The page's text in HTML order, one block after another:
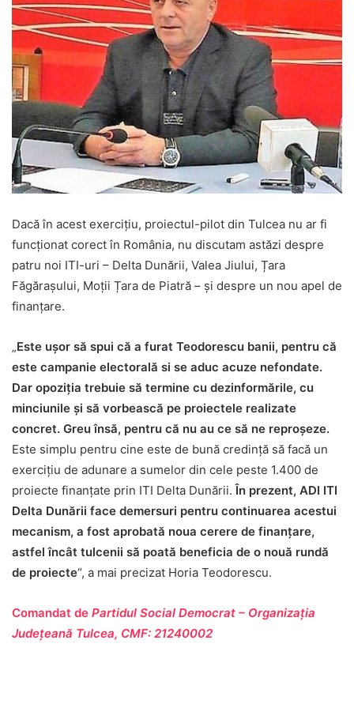
Dacă în acest exercițiu, proiectul-pilot din Tulcea nu ar fi
funcționat corect în România, nu discutam astăzi despre
patru noi ITI-uri – Delta Dunării, Valea Jiului, Țara
Făgărașului, Moții Țara de Piatră – și despre un nou apel de
finanțare.
„Este ușor să spui că a furat Teodorescu banii, pentru că
este campanie electorală si se aduc acuze nefondate.
Dar opoziția trebuie să termine cu dezinformările, cu
minciunile și să vorbească pe proiectele realizate
concret. Greu însă, pentru că nu au ce să ne reproșeze.
Este simplu pentru cine este de bună credință să facă un
exercițiu de adunare a sumelor din cele peste 1.400 de
proiecte finanțate prin ITI Delta Dunării. În prezent, ADI ITI
Delta Dunării face demersuri pentru continuarea acestui
mecanism, a fost aprobată noua cerere de finanțare,
astfel încât tulcenii să poată beneficia de o nouă rundă
de proiecte“, a mai precizat Horia Teodorescu.
Comandat de Partidul Social Democrat – Organizația
Județeană Tulcea, CMF: 21240002